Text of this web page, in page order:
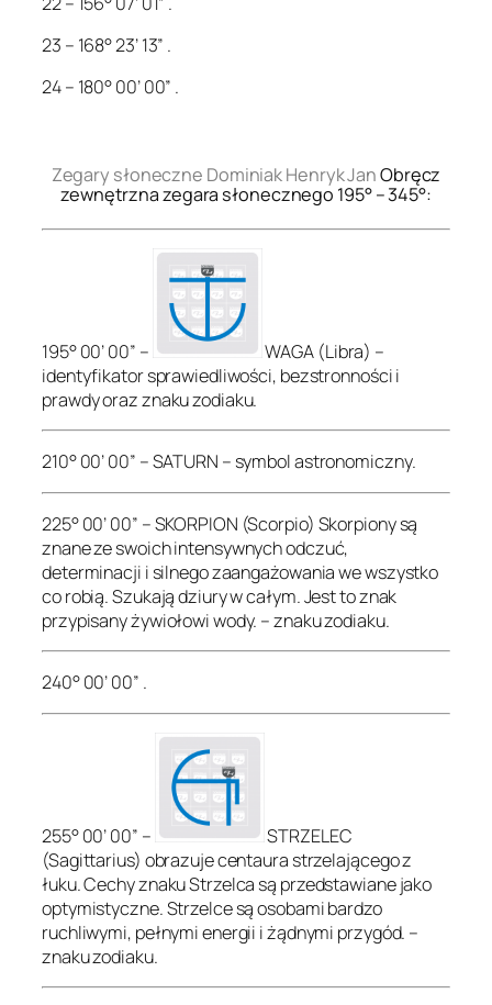
23 – 168° 23’ 13” .
24 – 180° 00’ 00” .
Zegary słoneczne Dominiak Henryk JanObręcz
zewnętrzna zegara słonecznego 195° – 345°:
195° 00’ 00” –
WAGA (Libra) –
identyfikator sprawiedliwości, bezstronności i
prawdy oraz znaku zodiaku.
210° 00’ 00” – SATURN – symbol astronomiczny.
225° 00’ 00” – SKORPION (Scorpio) Skorpiony są
znane ze swoich intensywnych odczuć,
determinacji i silnego zaangażowania we wszystko
co robią. Szukają dziury w całym. Jest to znak
przypisany żywiołowi wody. – znaku zodiaku.
240° 00’ 00” .
255° 00’ 00” –
STRZELEC
(Sagittarius) obrazuje centaura strzelającego z
łuku. Cechy znaku Strzelca są przedstawiane jako
optymistyczne. Strzelce są osobami bardzo
ruchliwymi, pełnymi energii i żądnymi przygód. –
znaku zodiaku.